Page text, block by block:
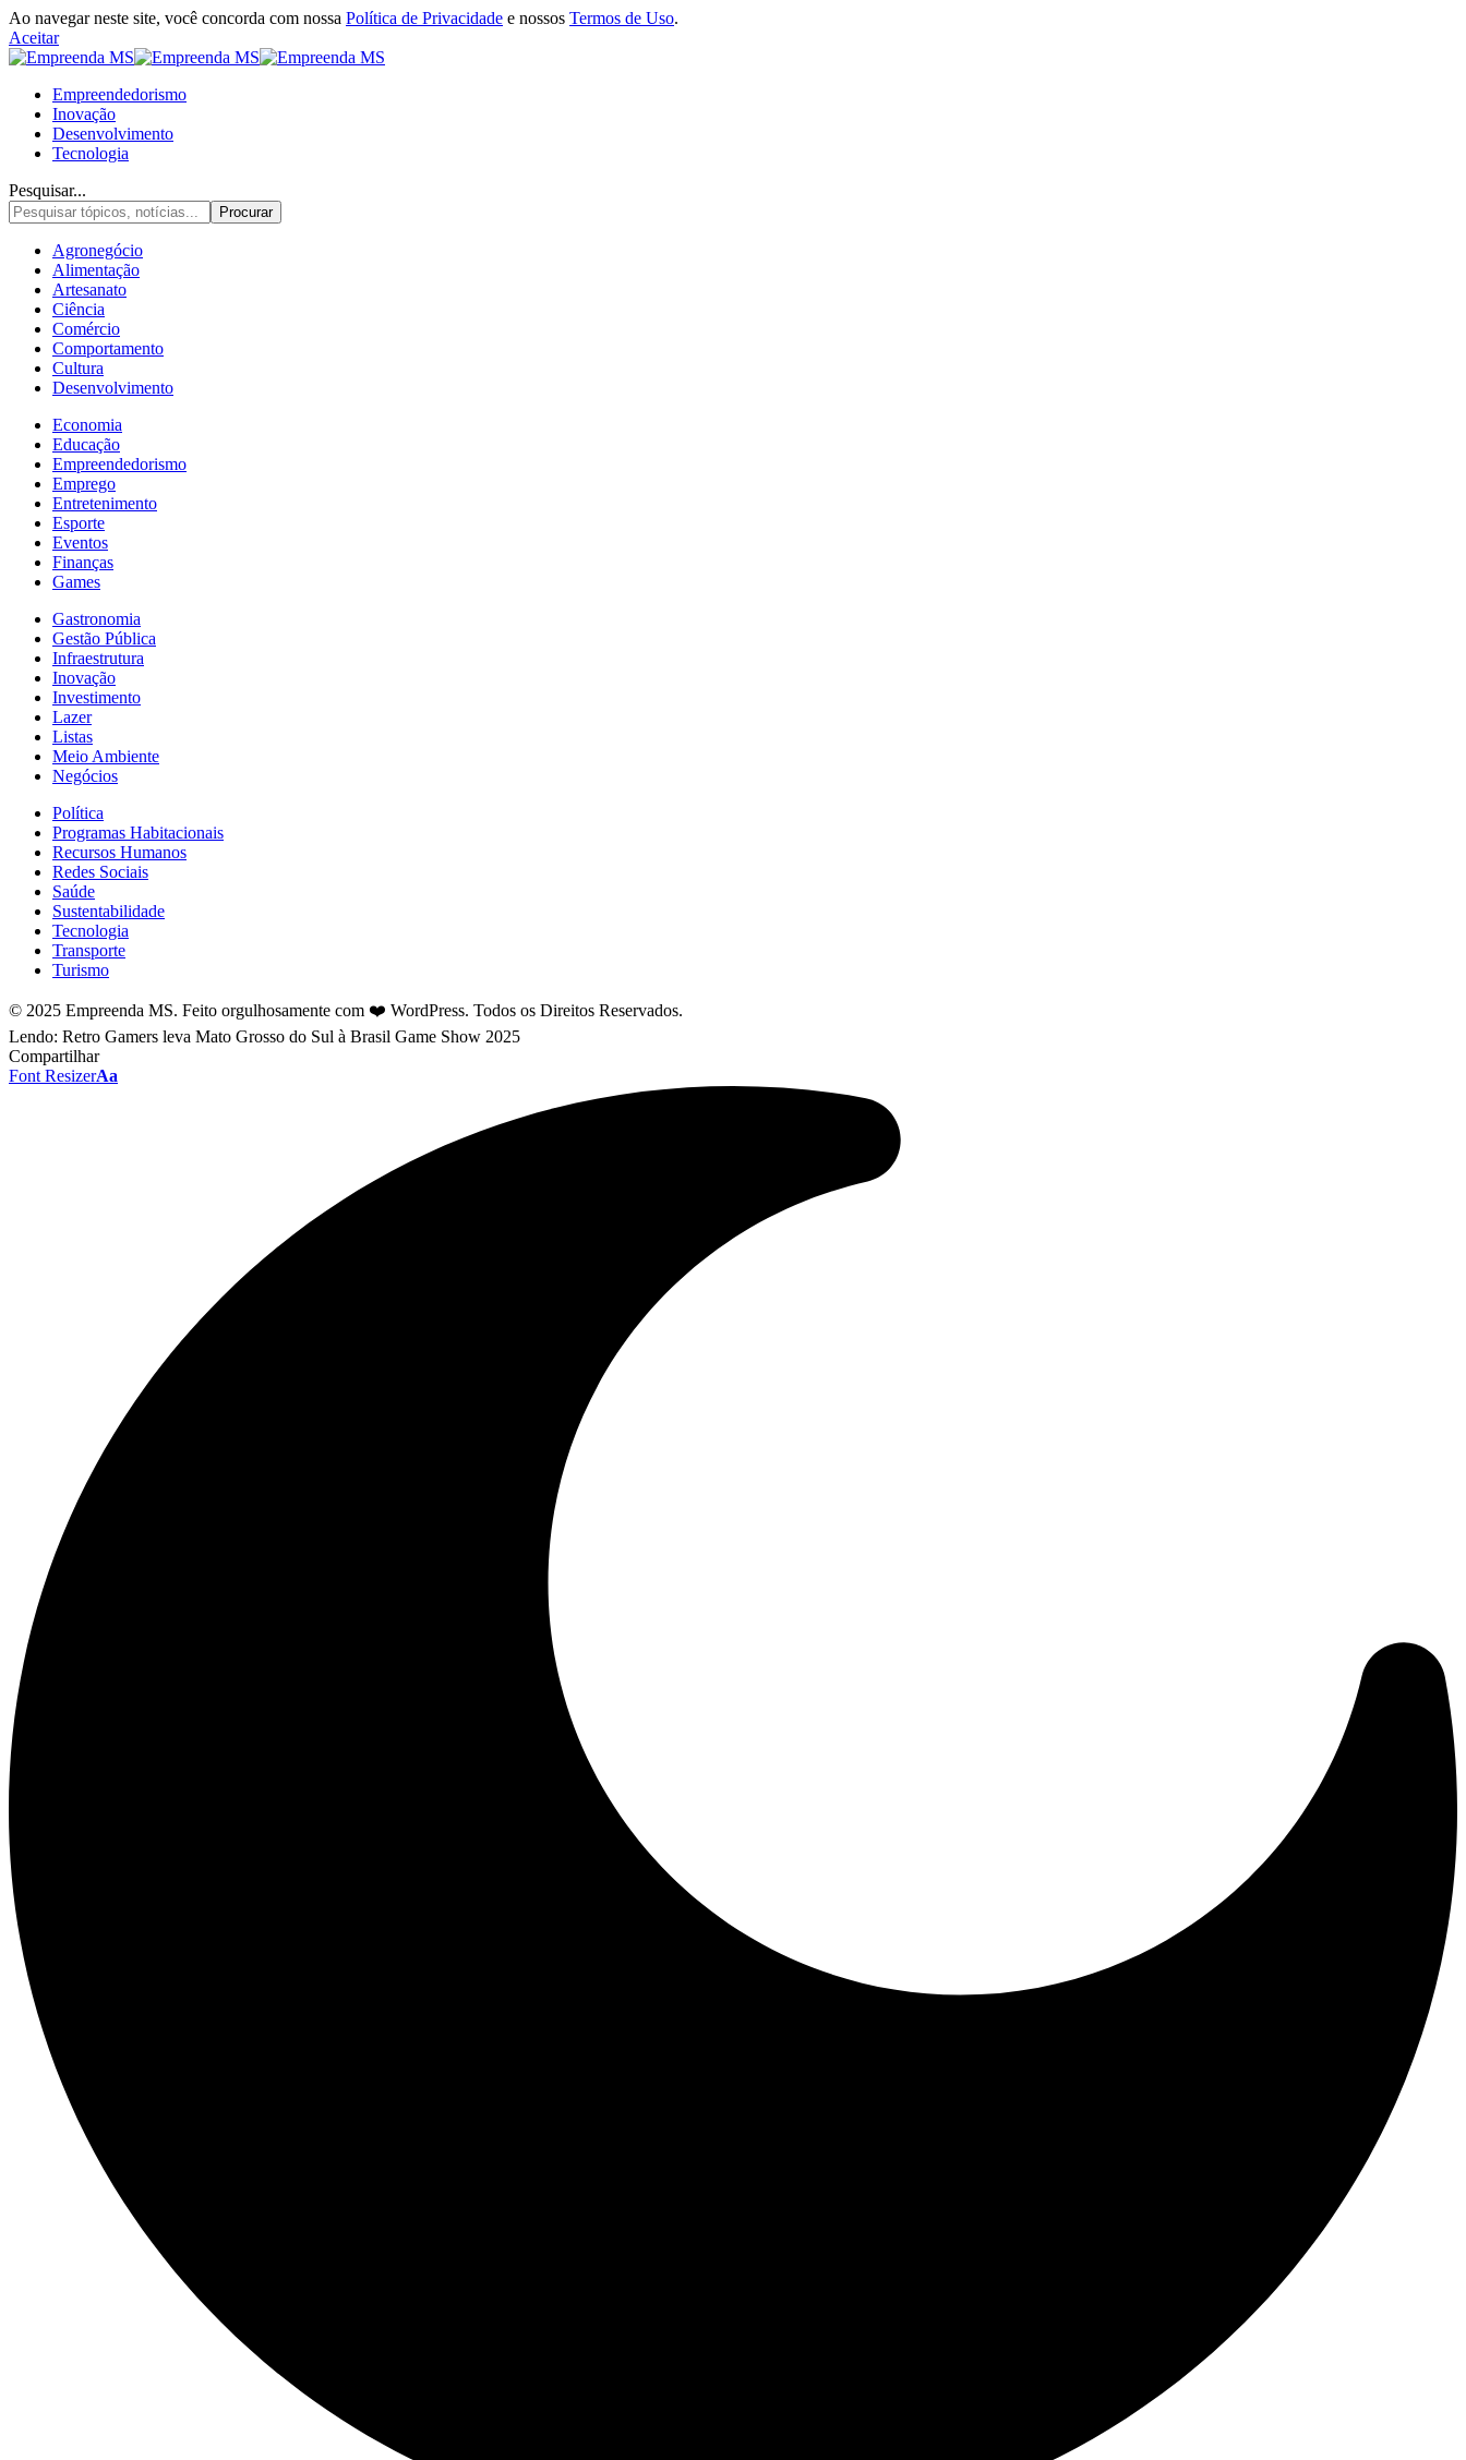
Ao navegar neste site, você concorda com nossa Política de Privacidade e nossos Termos de Uso.
Aceitar
Empreendedorismo
Inovação
Desenvolvimento
Tecnologia
Pesquisar...
Agronegócio
Alimentação
Artesanato
Ciência
Comércio
Comportamento
Cultura
Desenvolvimento
Economia
Educação
Empreendedorismo
Emprego
Entretenimento
Esporte
Eventos
Finanças
Games
Gastronomia
Gestão Pública
Infraestrutura
Inovação
Investimento
Lazer
Listas
Meio Ambiente
Negócios
Política
Programas Habitacionais
Recursos Humanos
Redes Sociais
Saúde
Sustentabilidade
Tecnologia
Transporte
Turismo
© 2025 Empreenda MS. Feito orgulhosamente com ❤️ WordPress. Todos os Direitos Reservados.
Lendo: Retro Gamers leva Mato Grosso do Sul à Brasil Game Show 2025
Compartilhar
Font ResizerAa